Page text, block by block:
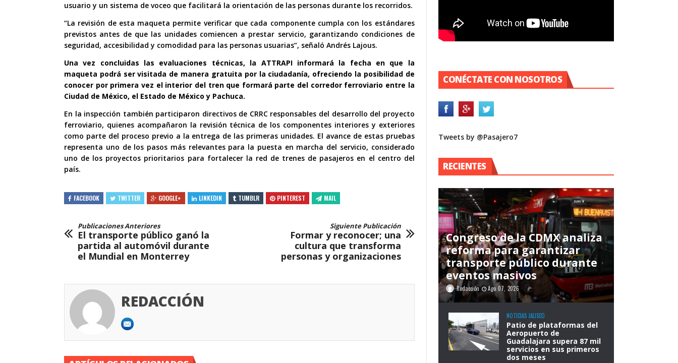
usuario y un sistema de voceo que facilitará la orientación de las personas durante los recorridos.
“La revisión de esta maqueta permite verificar que cada componente cumpla con los estándares
previstos antes de que las unidades comiencen a prestar servicio, garantizando condiciones de
seguridad, accesibilidad y comodidad para las personas usuarias”, señaló Andrés Lajous.
Una vez concluidas las evaluaciones técnicas, la ATTRAPI informará la fecha en que la
maqueta podrá ser visitada de manera gratuita por la ciudadanía, ofreciendo la posibilidad de
conocer por primera vez el interior del tren que formará parte del corredor ferroviario entre la
Ciudad de México, el Estado de México y Pachuca.
En la inspección también participaron directivos de CRRC responsables del desarrollo del proyecto
ferroviario, quienes acompañaron la revisión técnica de los componentes interiores y exteriores
como parte del proceso previo a la entrega de las primeras unidades. El avance de estas pruebas
representa uno de los pasos más relevantes para la puesta en marcha del servicio, considerado
uno de los proyectos prioritarios para fortalecer la red de trenes de pasajeros en el centro del
país.
FACEBOOK TWITTER GOOGLE+ LINKEDIN TUMBLR PINTEREST MAIL
Publicaciones Anteriores
El transporte público ganó la
partida al automóvil durante
el Mundial en Monterrey
Siguiente Publicación
Formar y reconocer; una
cultura que transforma
personas y organizaciones
REDACCIÓN
CONÉCTATE CON NOSOTROS
Tweets by @Pasajero7
RECIENTES
Congreso de la CDMX analiza
reforma para garantizar
transporte público durante
eventos masivos
Redacción Ago 07, 2026
NOTICIAS JALISCO
Patio de plataformas del
Aeropuerto de
Guadalajara supera 87 mil
servicios en sus primeros
dos meses